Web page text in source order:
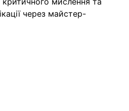
через майстер-